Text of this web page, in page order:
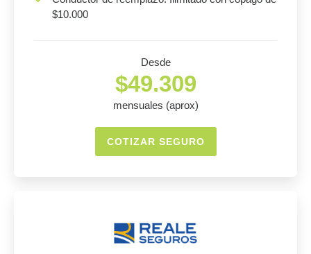
$10.000
Desde
$49.309
mensuales (aprox)
COTIZAR SEGURO